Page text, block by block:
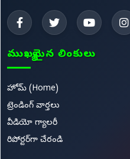
ముఖ్యమైన లింకులు
హోమ్ (Home)
ట్రెండింగ్ వార్తలు
వీడియో గ్యాలరీ
రిపోర్టర్‌గా చేరండి